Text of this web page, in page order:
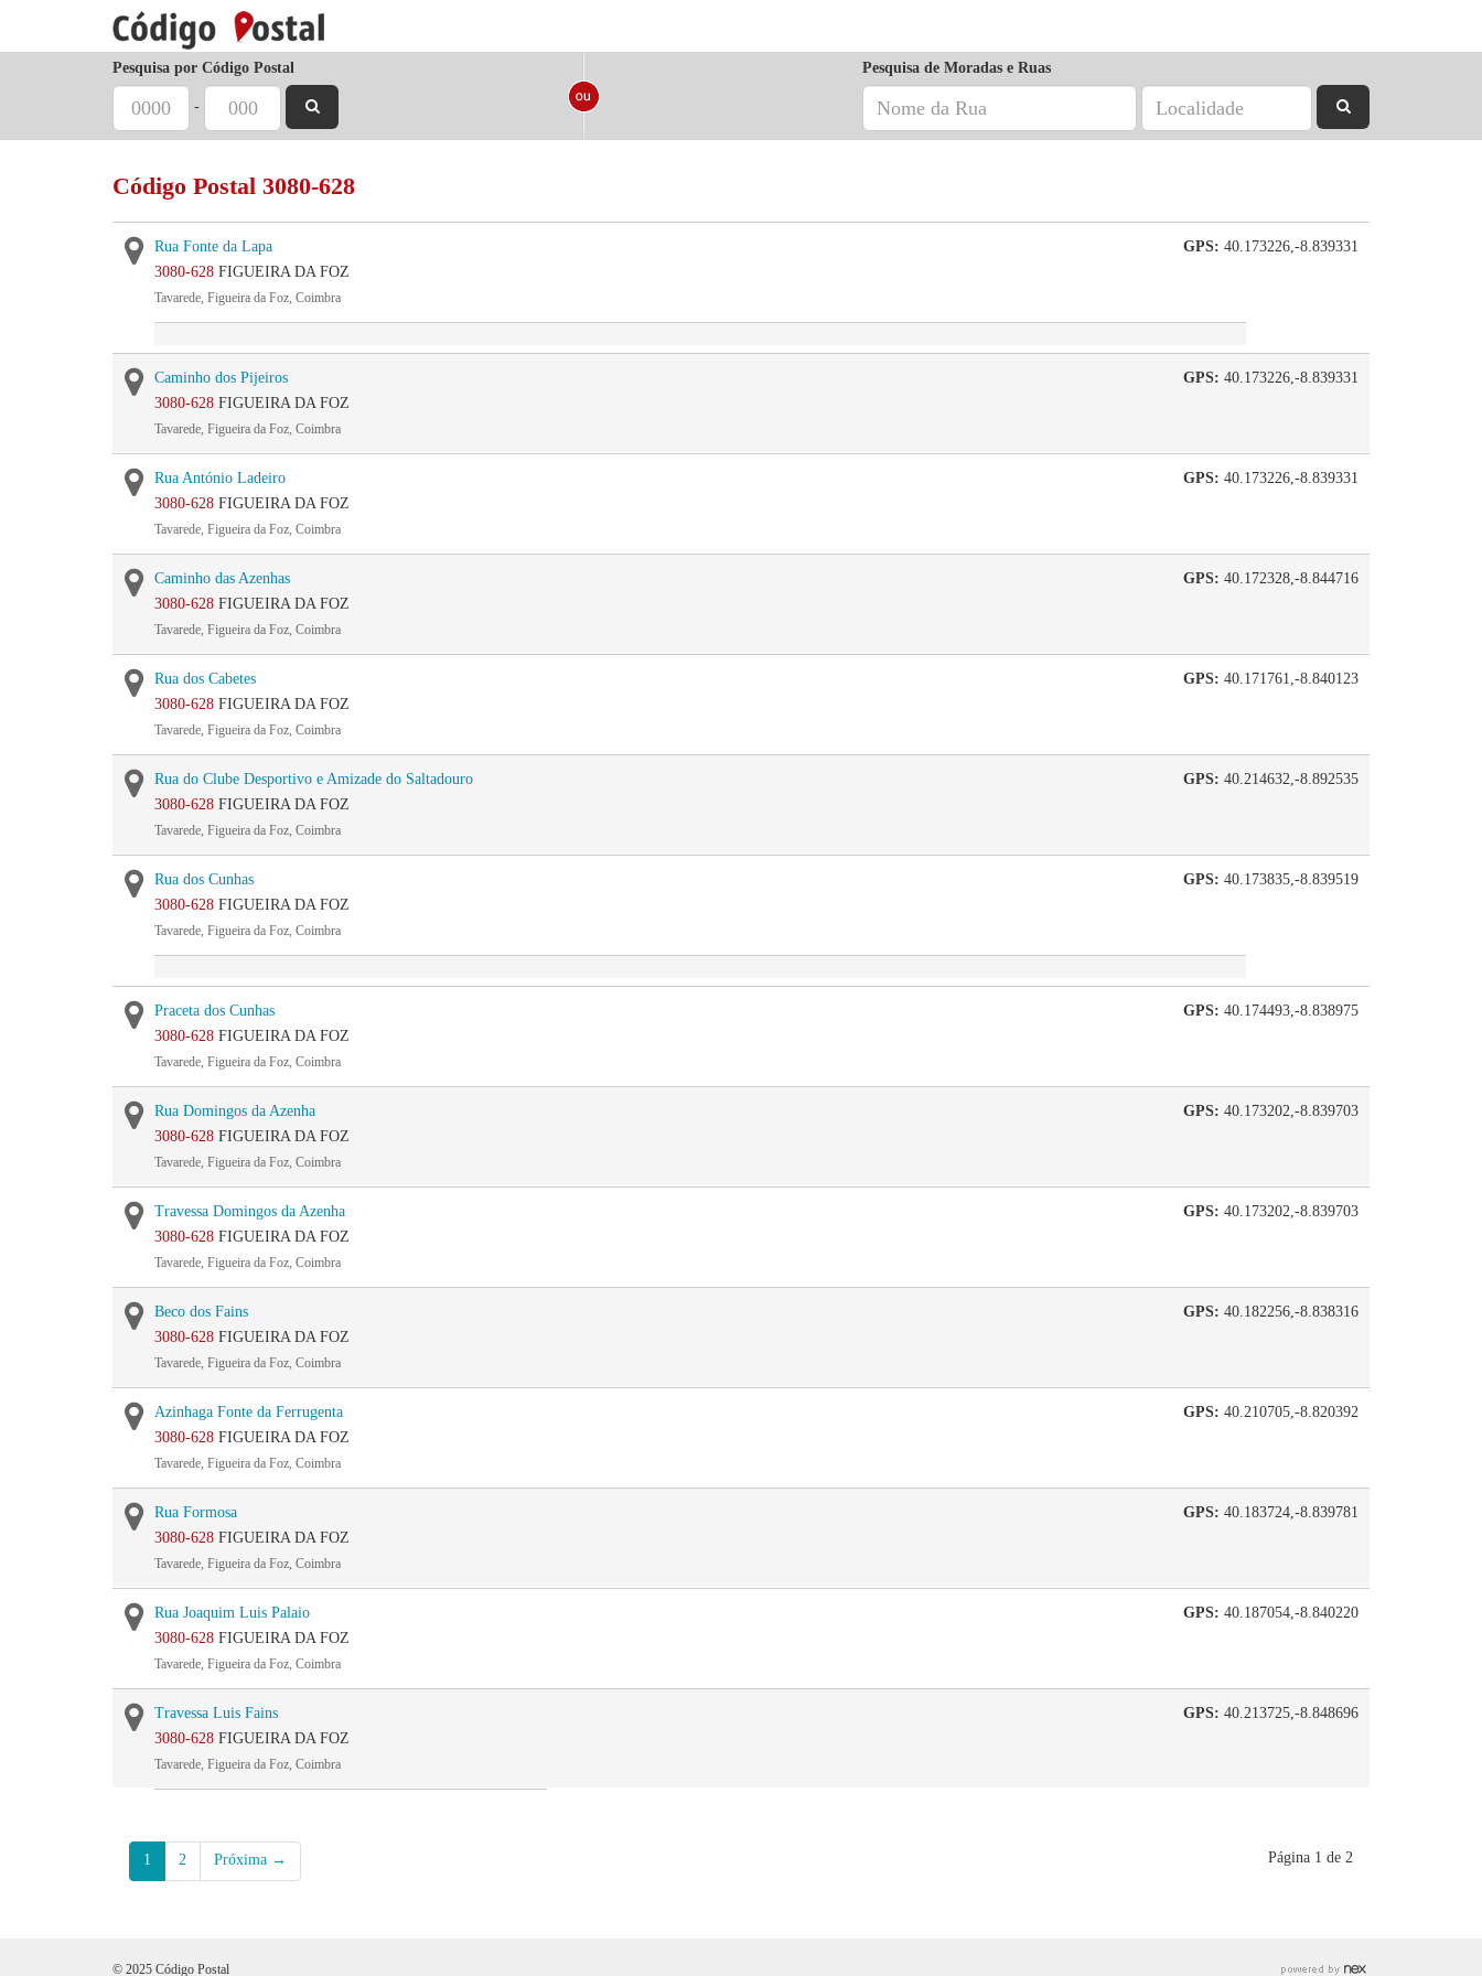
Pesquisa por Código Postal
-
Pesquisa de Moradas e Ruas
Código Postal 3080-628
GPS: 40.173226,-8.839331
Rua Fonte da Lapa
3080-628 FIGUEIRA DA FOZ
Tavarede, Figueira da Foz, Coimbra
GPS: 40.173226,-8.839331
Caminho dos Pijeiros
3080-628 FIGUEIRA DA FOZ
Tavarede, Figueira da Foz, Coimbra
GPS: 40.173226,-8.839331
Rua António Ladeiro
3080-628 FIGUEIRA DA FOZ
Tavarede, Figueira da Foz, Coimbra
GPS: 40.172328,-8.844716
Caminho das Azenhas
3080-628 FIGUEIRA DA FOZ
Tavarede, Figueira da Foz, Coimbra
GPS: 40.171761,-8.840123
Rua dos Cabetes
3080-628 FIGUEIRA DA FOZ
Tavarede, Figueira da Foz, Coimbra
GPS: 40.214632,-8.892535
Rua do Clube Desportivo e Amizade do Saltadouro
3080-628 FIGUEIRA DA FOZ
Tavarede, Figueira da Foz, Coimbra
GPS: 40.173835,-8.839519
Rua dos Cunhas
3080-628 FIGUEIRA DA FOZ
Tavarede, Figueira da Foz, Coimbra
GPS: 40.174493,-8.838975
Praceta dos Cunhas
3080-628 FIGUEIRA DA FOZ
Tavarede, Figueira da Foz, Coimbra
GPS: 40.173202,-8.839703
Rua Domingos da Azenha
3080-628 FIGUEIRA DA FOZ
Tavarede, Figueira da Foz, Coimbra
GPS: 40.173202,-8.839703
Travessa Domingos da Azenha
3080-628 FIGUEIRA DA FOZ
Tavarede, Figueira da Foz, Coimbra
GPS: 40.182256,-8.838316
Beco dos Fains
3080-628 FIGUEIRA DA FOZ
Tavarede, Figueira da Foz, Coimbra
GPS: 40.210705,-8.820392
Azinhaga Fonte da Ferrugenta
3080-628 FIGUEIRA DA FOZ
Tavarede, Figueira da Foz, Coimbra
GPS: 40.183724,-8.839781
Rua Formosa
3080-628 FIGUEIRA DA FOZ
Tavarede, Figueira da Foz, Coimbra
GPS: 40.187054,-8.840220
Rua Joaquim Luis Palaio
3080-628 FIGUEIRA DA FOZ
Tavarede, Figueira da Foz, Coimbra
GPS: 40.213725,-8.848696
Travessa Luis Fains
3080-628 FIGUEIRA DA FOZ
Tavarede, Figueira da Foz, Coimbra
1 2 Próxima → Página 1 de 2
© 2025 Código Postal